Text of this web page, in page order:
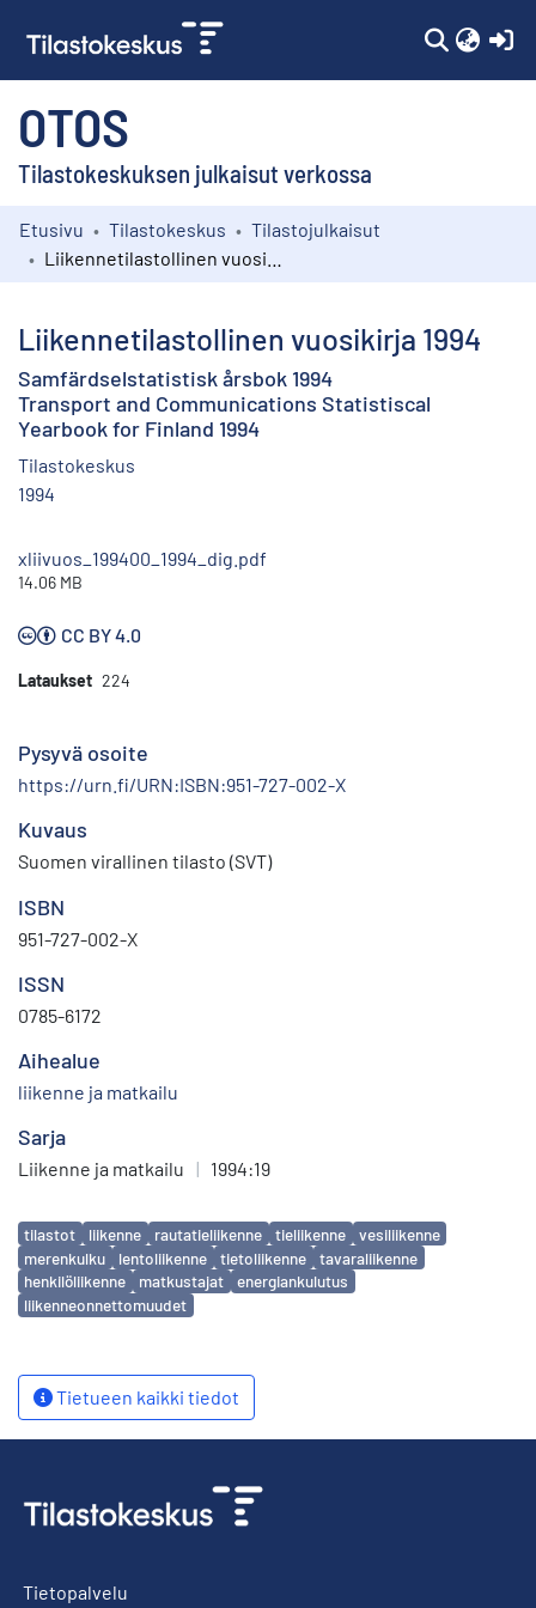
OTOS
Tilastokeskuksen julkaisut verkossa
Kokoelmat
Etusivu Tilastokeskus
Tilastojulkaisut
Liikennetilastollinen vuosikirja 1994
Samfärdselstatistisk årsbok 1994
Transport and Communications Statistiscal
Yearbook for Finland 1994
Tilastokeskus
1994
xliivuos_199400_1994_dig.pdf
14.06 MB
CC BY 4.0
Lataukset 224
Pysyvä osoite
https://urn.fi/URN:ISBN:951-727-002-X
Kuvaus
Suomen virallinen tilasto (SVT)
ISBN
951-727-002-X
ISSN
0785-6172
Aihealue
liikenne ja matkailu
Sarja
Liikenne ja matkailu | 1994:19
Avainsanat
tilastot liikenne rautatieliikenne tieliikenne
vesiliikenne
merenkulku
lentoliikenne tietoliikenne
tavaraliikenne
henkilöliikenne
matkustajat
energiankulutus
liikenneonnettomuudet
Tietueen kaikki tiedot
Tietopalvelu